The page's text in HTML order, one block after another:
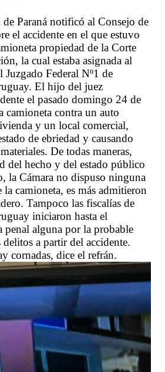
de Paraná notificó al Consejo de
el accidente en el que estuvo
propiedad de la Corte
la cual estaba asignada al
Juzgado Federal Nº1 de
El hijo del juez
el pasado domingo 24 de
camioneta contra un auto
y un local comercial,
de ebriedad y causando
De todas maneras,
del hecho y del estado público
la Cámara no dispuso ninguna
la camioneta, es más admitieron
Tampoco las fiscalías de
iniciaron hasta el
penal alguna por la probable
a partir del accidente.
cornadas, dice el refrán.